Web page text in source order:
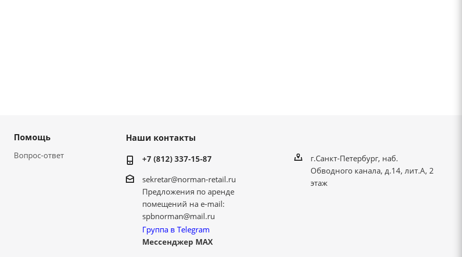
Помощь
Вопрос-ответ
Наши контакты
+7 (812) 337-15-87
sekretar@norman-retail.ru
Предложения по аренде
помещений на e-mail:
spbnorman@mail.ru
Группа в Telegram
Мессенджер MAX
г.Санкт-Петербург, наб.
Обводного канала, д.14, лит.А, 2
этаж